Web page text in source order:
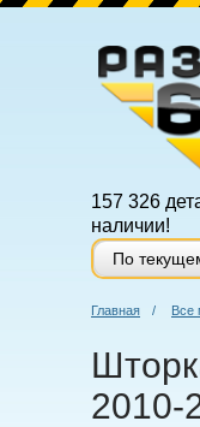
157 326
наличии!
Главная / Все
2010-